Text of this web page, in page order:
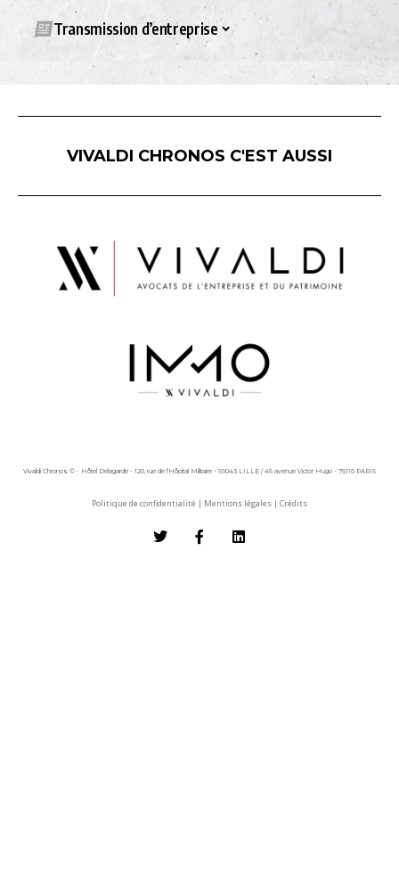
Transmission d’entreprise
VIVALDI CHRONOS C'EST AUSSI
Vivaldi Chronos © - Hôtel Delagarde - 120, rue de l'Hôpital Militaire - 59043 LILLE / 45 avenue Victor Hugo - 75116 PARIS
Politique de confidentialité | Mentions légales | Crédits